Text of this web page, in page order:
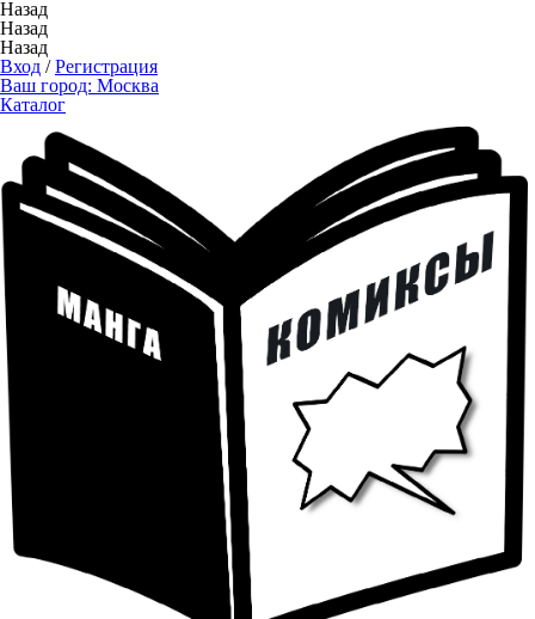
Назад
Назад
Назад
Вход /Регистрация
Ваш город: Москва
Каталог